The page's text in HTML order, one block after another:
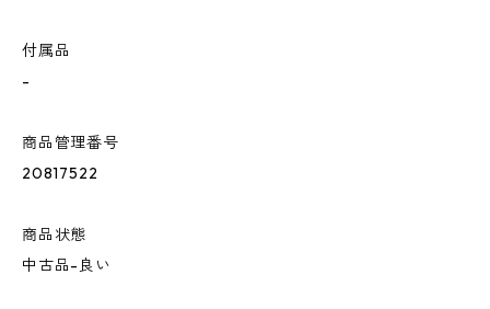
付属品
-
商品管理番号
20817522
商品状態
中古品-良い